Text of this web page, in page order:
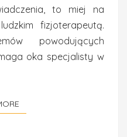
to miej na
fizjoterapeutą.
powodujących
oka specjalisty w